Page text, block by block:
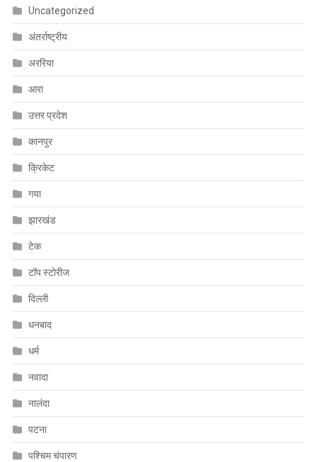
Uncategorized
अंतर्राष्ट्रीय
अररिया
आरा
उत्तर प्रदेश
कानपुर
क्रिकेट
गया
झारखंड
टेक
टॉप स्टोरीज
दिल्ली
धनबाद
धर्म
नवादा
नालंदा
पटना
पश्चिम चंपारण